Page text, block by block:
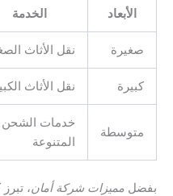
الأبعاد الخدمة
صغيرة نقل الأثاث
كبيرة نقل الأثاث
متوسطة
خدمات الشحن
المتنوعة
بفضل مميزات شركة أمان،